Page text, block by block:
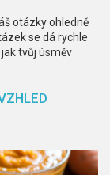
otázky ohledně
se dá rychle
tvůj úsměv